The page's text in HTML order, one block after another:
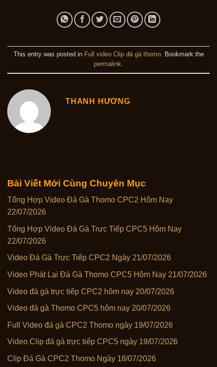
Bài Viết Mới Cùng Chuyên Mục
Tổng Hợp Video Đá Gà Thomo CPC2 Hôm Nay
22/07/2026
Tổng Hợp Video Đá Gà Trực Tiếp CPC5 Hôm Nay
22/07/2026
Video Đá Gà Trực Tiếp CPC2 Ngày 21/07/2026
Video Phát Lại Đá Gà Thomo CPC5 Hôm Nay 21/07/2026
Video đá gà trực tiếp CPC2 hôm nay 20/07/2026
Video đá gà Thomo CPC5 hôm nay 20/07/2026
Full Video đá gà CPC2 Thomo ngày 19/07/2026
Video Clip đá gà trực tiếp CPC5 ngày 19/07/2026
Clip Đá Gà CPC2 Thomo Ngày 18/07/2026
This entry was posted in Full video Clip đá gà thomo. Bookmark the
permalink
THANH HƯƠNG